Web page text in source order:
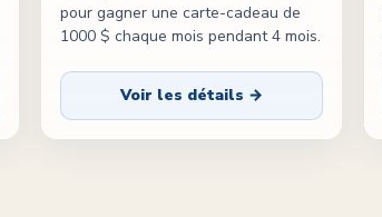
pour gagner une carte-cadeau de
1000 $ chaque mois pendant 4 mois.
Voir les détails →